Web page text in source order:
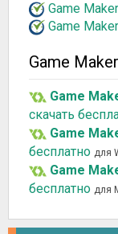
Game
Game
Game
Game
скачать
Game
бесплатно для
Game
бесплатно для